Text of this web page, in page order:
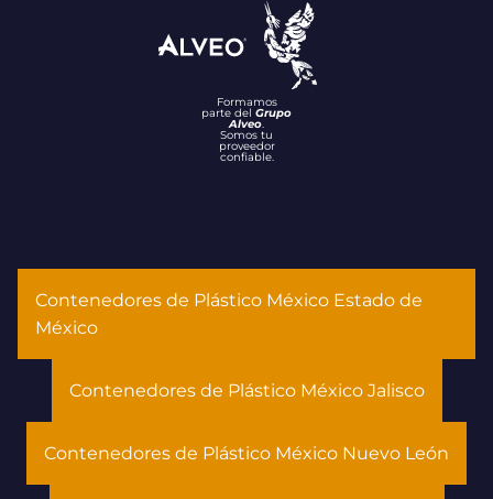
Formamos
parte del Grupo
Alveo.
Somos tu
proveedor
confiable.
Contenedores de Plástico México Estado de
México
Contenedores de Plástico México Jalisco
Contenedores de Plástico México Nuevo León